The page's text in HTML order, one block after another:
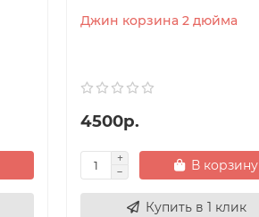
Джин корзина 2 дюйма
4500р.
В корзину
Купить в 1 клик